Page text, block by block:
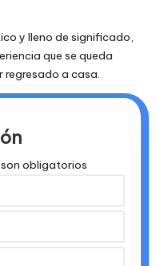
y lleno de significado,
que se queda
regresado a casa.
son obligatorios